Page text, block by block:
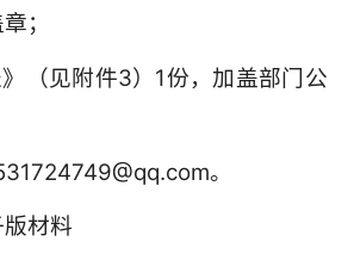
；
（见附件3）1份，加盖部门公
。
版材料